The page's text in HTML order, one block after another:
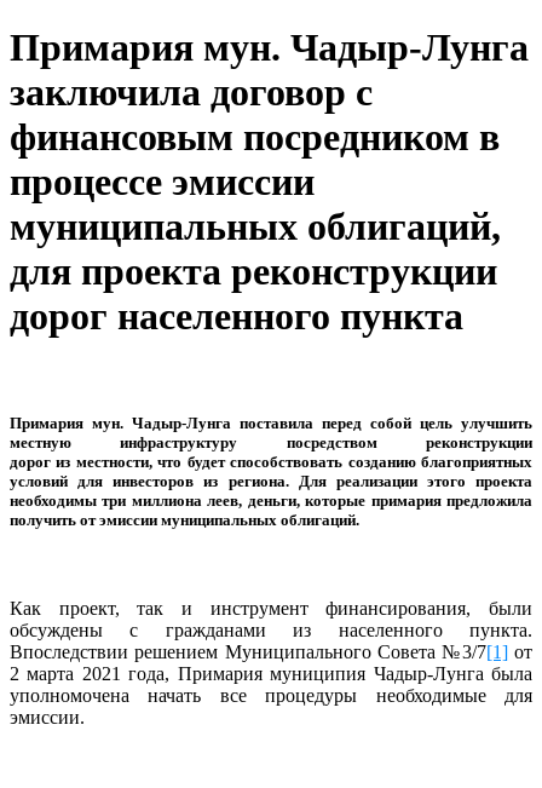
Примария мун. Чадыр-Лунга
заключила договор с
финансовым посредником в
процессе эмиссии
муниципальных облигаций,
для проекта реконструкции
дорог населенного пункта
Примария мун. Чадыр-Лунга поставила перед собой цель улучшить
местную инфраструктуру посредством реконструкции
дорогиз местности, что будет способствовать созданиюблагоприятных
условий для инвесторов из региона. Для реализации этого проекта
необходимы три миллиона леев, деньги, которые примария предложила
получить от эмиссии муниципальных облигаций.
Как проект, так и инструмент финансирования, были
обсуждены с гражданами из населенного пункта.
Впоследствии решением Муниципального Совета №3/7[1]от
2 марта 2021 года, Примария муниципия Чадыр-Лунга была
уполномочена начать все процедуры необходимые для
эмиссии.